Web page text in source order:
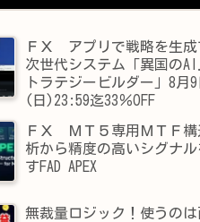
ＦＸ アプリで戦略を生成
次世代システム「異国の
トラテジービルダー」8月9
(日)23:59迄33％OFF
ＦＸ ＭＴ５専用ＭＴＦ構
析から精度の高いシグナル
すFAD APEX
無裁量ロジック！使うのは